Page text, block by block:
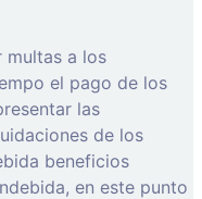
multas a los
el pago de los
las
de los
beneficios
en este punto